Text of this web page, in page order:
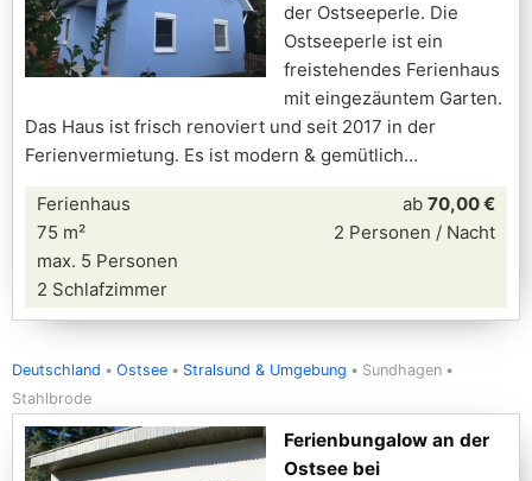
der Ostseeperle. Die
Ostseeperle ist ein
freistehendes Ferienhaus
mit eingezäuntem Garten.
Das Haus ist frisch renoviert und seit 2017 in der
Ferienvermietung. Es ist modern & gemütlich
Ferienhaus
75 m²
max. 5 Personen
2 Schlafzimmer
ab 70,00 €
2 Personen / Nacht
Deutschland Ostsee Stralsund & Umgebung
Sundhagen
Stahlbrode
Ferienbungalow an der
Ostsee bei